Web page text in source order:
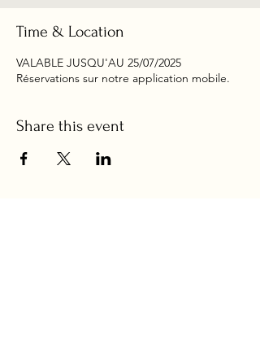
Time & Location
VALABLE JUSQU'AU 25/07/2025
Réservations sur notre application mobile.
Share this event